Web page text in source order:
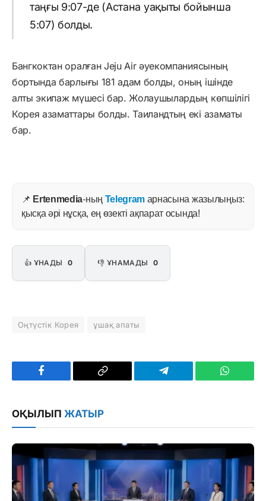
таңғы 9:07-де (Астана уақыты бойынша
5:07) болды.
Бангкоктан оралған Jeju Air әуекомпаниясының
бортында барлығы 181 адам болды, оның ішінде
алты экипаж мүшесі бар. Жолаушылардың көпшілігі
Корея азаматтары болды. Таиландтың екі азаматы
бар.
📌 Ertenmedia-ның Telegram арнасына жазылыңыз:
қысқа әрі нұсқа, ең өзекті ақпарат осында!
👍 ҰНАДЫ 0 👎 ҰНАМАДЫ 0
Оңтүстік Корея ұшақ апаты
Facebook
Copy
Telegram
ОҚЫЛЫП ЖАТЫР